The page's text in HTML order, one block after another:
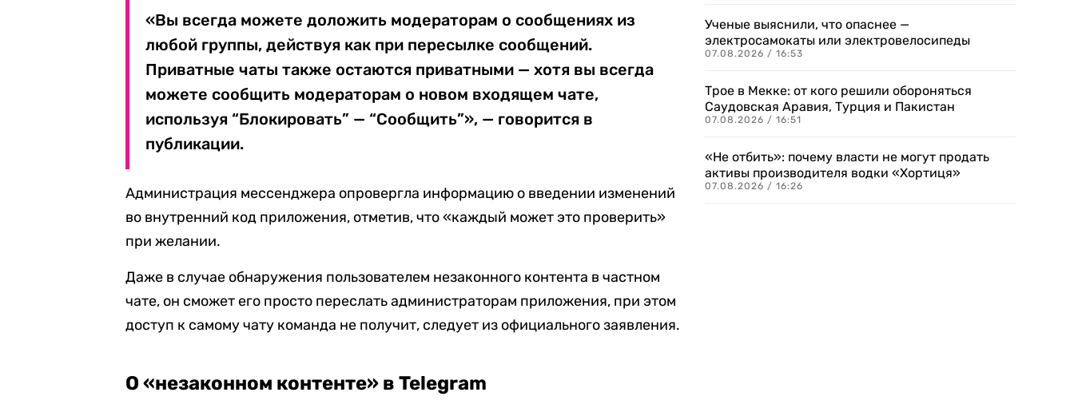
«Вы всегда можете доложить модераторам о сообщениях из
любой группы, действуя как при пересылке сообщений.
Приватные чаты также остаются приватными — хотя вы всегда
можете сообщить модераторам о новом входящем чате,
используя “Блокировать” — “Сообщить”», — говорится в
публикации.
Администрация мессенджера опровергла информацию о введении изменений
во внутренний код приложения, отметив, что «каждый может это проверить»
при желании.
Даже в случае обнаружения пользователем незаконного контента в частном
чате, он сможет его просто переслать администраторам приложения, при этом
доступ к самому чату команда не получит, следует из официального заявления.
О «незаконном контенте» в Telegram
Ученые выяснили, что опаснее —
электросамокаты или электровелосипеды
07.08.2026 / 16:53
Трое в Мекке: от кого решили обороняться
Саудовская Аравия, Турция и Пакистан
07.08.2026 / 16:51
«Не отбить»: почему власти не могут продать
активы производителя водки «Хортиця»
07.08.2026 / 16:26